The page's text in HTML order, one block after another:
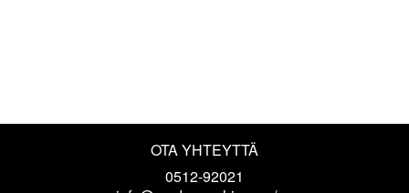
OTA YHTEYTTÄ
0512-92021